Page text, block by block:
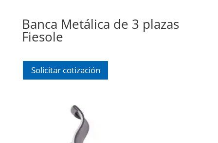
Banca Metálica de 3 plazas
Fiesole
Solicitar cotización